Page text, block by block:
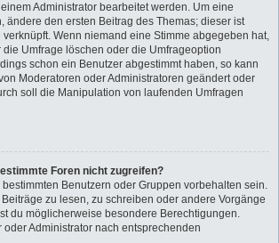
Administrator bearbeitet werden. Um eine
ändere den ersten Beitrag des Themas; dieser ist
Wenn niemand eine Stimme abgegeben hat,
Umfrage löschen oder die Umfrageoption
schon ein Benutzer abgestimmt haben, so kann
Moderatoren oder Administratoren geändert oder
soll die Manipulation von laufenden Umfragen
Foren nicht zugreifen?
Benutzern oder Gruppen vorbehalten sein.
zu lesen, zu schreiben oder andere Vorgänge
du möglicherweise besondere Berechtigungen.
oder Administrator nach entsprechenden